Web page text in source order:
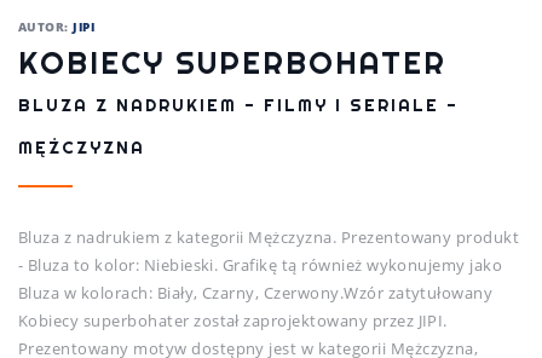
AUTOR:JIPI
KOBIECY SUPERBOHATER
BLUZA Z NADRUKIEM - FILMY I SERIALE -
MĘŻCZYZNA
Bluza z nadrukiem z kategorii Mężczyzna. Prezentowany produkt
- Bluza to kolor: Niebieski. Grafikę tą również wykonujemy jako
Bluza w kolorach: Biały, Czarny, Czerwony.Wzór zatytułowany
Kobiecy superbohater został zaprojektowany przez JIPI.
Prezentowany motyw dostępny jest w kategorii Mężczyzna,